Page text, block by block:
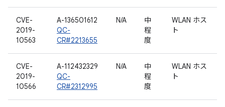
CVE-
2019-
10563
A-136501612
QC-
CR#2213655
N/A
中
程
度
WLAN ホス
ト
CVE-
2019-
10566
A-112432329
QC-
CR#2312995
N/A
中
程
度
WLAN ホス
ト